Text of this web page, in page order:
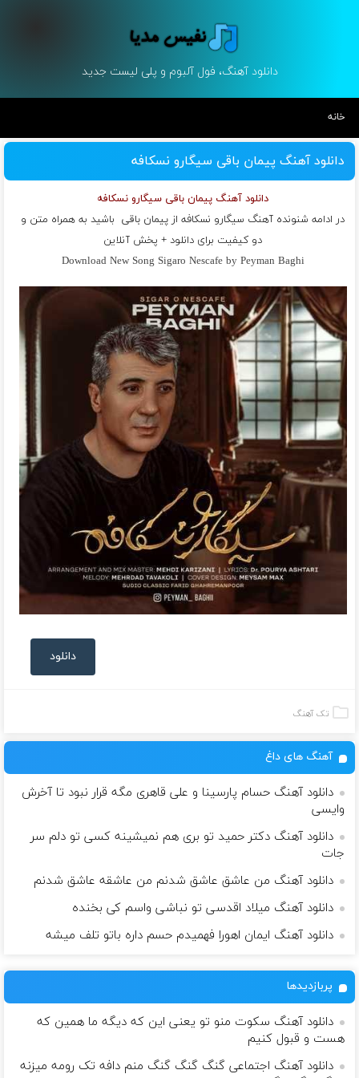
دانلود آهنگ، فول آلبوم و پلی لیست جدید
خانه
دانلود آهنگ پیمان باقی سیگارو نسکافه
دانلود آهنگ پیمان باقی سیگارو نسکافه
در ادامه شنونده آهنگ سیگارو نسکافه از پیمان باقی باشید به همراه متن و
دو کیفیت برای دانلود + پخش آنلاین
Download New Song Sigaro Nescafe by Peyman Baghi
دانلود
تک آهنگ
آهنگ های داغ
دانلود آهنگ حسام پارسینا و علی قاهری مگه قرار نبود تا آخرش
وایسی
دانلود آهنگ دکتر حمید تو بری هم نمیشینه کسی تو دلم سر
جات
دانلود آهنگ من عاشق عاشق شدنم من عاشقه عاشق شدنم
دانلود آهنگ میلاد اقدسی تو نباشی واسم کی بخنده
دانلود آهنگ ایمان اهورا فهمیدم حسم داره باتو تلف میشه
پربازدیدها
دانلود آهنگ سکوت منو تو یعنی این که دیگه ما همین که
هست و قبول کنیم
دانلود آهنگ اجتماعی گنگ گنگ گنگ منم دافه تک رومه میزنه